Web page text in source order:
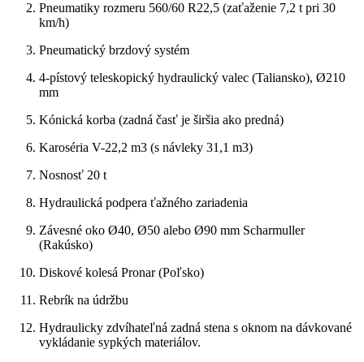
Pneumatiky rozmeru 560/60 R22,5 (zaťaženie 7,2 t pri 30
km/h)
Pneumatický brzdový systém
4-pístový teleskopický hydraulický valec (Taliansko), Ø210
mm
Kónická korba (zadná časť je širšia ako predná)
Karoséria V-22,2 m3 (s návleky 31,1 m3)
Nosnosť 20 t
Hydraulická podpera ťažného zariadenia
Závesné oko Ø40, Ø50 alebo Ø90 mm Scharmuller
(Rakúsko)
Diskové kolesá Pronar (Poľsko)
Rebrík na údržbu
Hydraulicky zdvíhateľná zadná stena s oknom na dávkované
vykládanie sypkých materiálov.